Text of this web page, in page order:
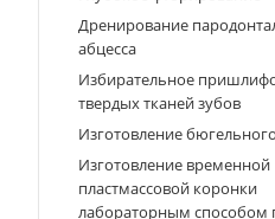
Дренирование
абцесса
Избирательное
твердых тканей зубов
Изготовление
Изготовление временной
пластмассовой коронки
лабораторным способом